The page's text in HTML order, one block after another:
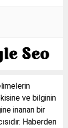
ve bilginin
inanan bir
Haberden